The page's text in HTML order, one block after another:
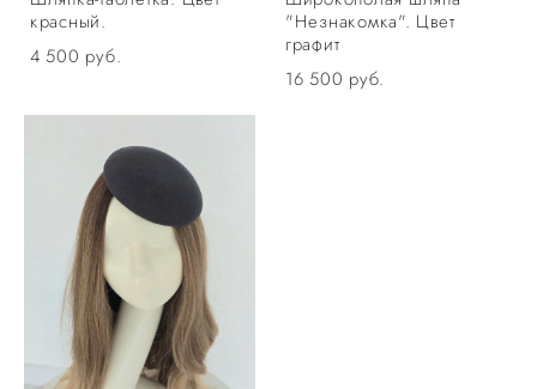
красный.
4 500 pуб.
"Незнакомка". Цвет
графит
16 500 pуб.